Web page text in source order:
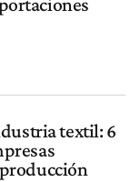
textil: 6